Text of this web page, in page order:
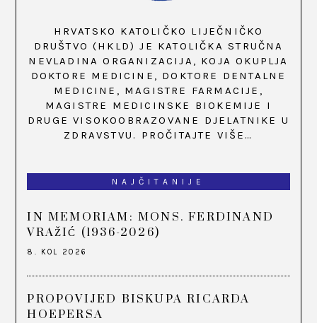
HRVATSKO KATOLIČKO LIJEČNIČKO
DRUŠTVO (HKLD) JE KATOLIČKA STRUČNA
NEVLADINA ORGANIZACIJA, KOJA OKUPLJA
DOKTORE MEDICINE, DOKTORE DENTALNE
MEDICINE, MAGISTRE FARMACIJE,
MAGISTRE MEDICINSKE BIOKEMIJE I
DRUGE VISOKOOBRAZOVANE DJELATNIKE U
ZDRAVSTVU. PROČITAJTE VIŠE…
NAJČITANIJE
IN MEMORIAM: MONS. FERDINAND
VRAŽIĆ (1936-2026)
8. KOL 2026
PROPOVIJED BISKUPA RICARDA
HOEPERSA